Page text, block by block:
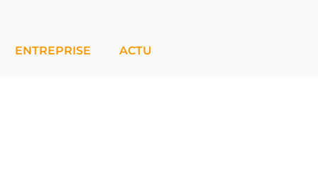
ENTREPRISE ACTU